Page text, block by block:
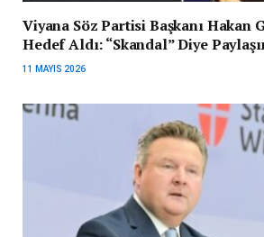
Viyana Söz Partisi Başkanı Hakan
Hedef Aldı: “Skandal” Diye
11 MAYIS 2026